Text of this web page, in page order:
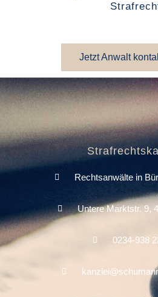
Jetzt Anwalt
Rechtsanwälte in
Untere Marktstr. 9,
0234-938